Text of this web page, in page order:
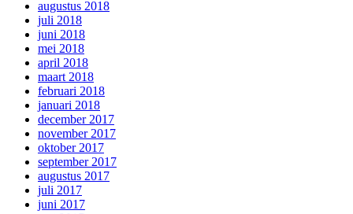
augustus 2018
juli 2018
juni 2018
mei 2018
april 2018
maart 2018
februari 2018
januari 2018
december 2017
november 2017
oktober 2017
september 2017
augustus 2017
juli 2017
juni 2017